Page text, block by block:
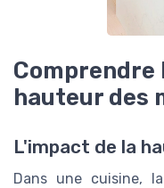
hauteur des
L'impact de la
Dans une cuisine,